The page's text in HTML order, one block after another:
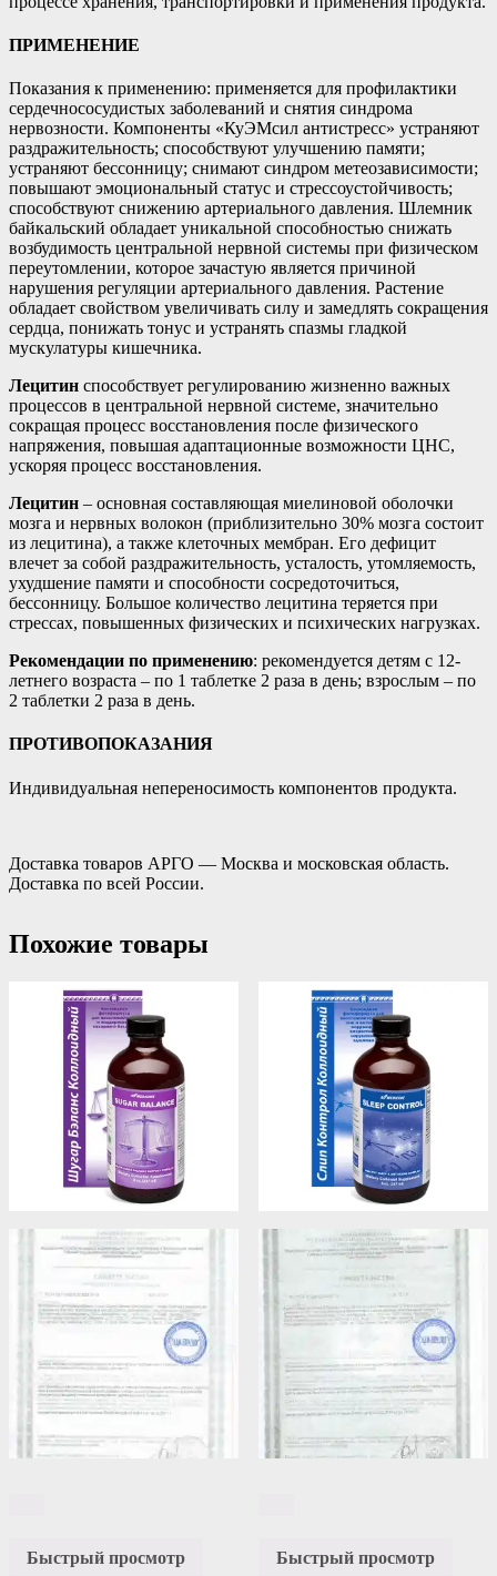
ПРИМЕНЕНИЕ
Показания к применению: применяется для профилактики
сердечнососудистых заболеваний и снятия синдрома
нервозности. Компоненты «КуЭМсил антистресс» устраняют
раздражительность; способствуют улучшению памяти;
устраняют бессонницу; снимают синдром метеозависимости;
повышают эмоциональный статус и стрессоустойчивость;
способствуют снижению артериального давления. Шлемник
байкальский обладает уникальной способностью снижать
возбудимость центральной нервной системы при физическом
переутомлении, которое зачастую является причиной
нарушения регуляции артериального давления. Растение
обладает свойством увеличивать силу и замедлять сокращения
сердца, понижать тонус и устранять спазмы гладкой
мускулатуры кишечника.
Лецитин способствует регулированию жизненно важных
процессов в центральной нервной системе, значительно
сокращая процесс восстановления после физического
напряжения, повышая адаптационные возможности ЦНС,
ускоряя процесс восстановления.
Лецитин – основная составляющая миелиновой оболочки
мозга и нервных волокон (приблизительно 30% мозга состоит
из лецитина), а также клеточных мембран. Его дефицит
влечет за собой раздражительность, усталость, утомляемость,
ухудшение памяти и способности сосредоточиться,
бессонницу. Большое количество лецитина теряется при
стрессах, повышенных физических и психических нагрузках.
Рекомендации по применению: рекомендуется детям с 12-
летнего возраста – по 1 таблетке 2 раза в день; взрослым – по
2 таблетки 2 раза в день.
ПРОТИВОПОКАЗАНИЯ
Индивидуальная непереносимость компонентов продукта.
Доставка товаров АРГО — Москва и московская область.
Доставка по всей России.
Похожие товары
Быстрый просмотр
Быстрый просмотр